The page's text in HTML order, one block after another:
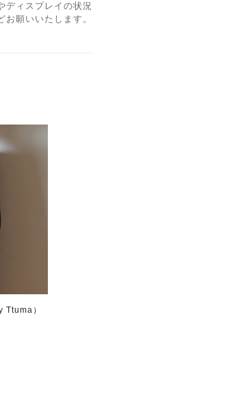
ディスプレイの状況
願いいたします。
Ttuma）